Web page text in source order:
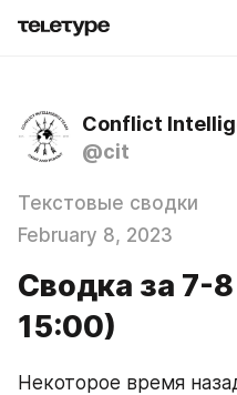
Conflict
@cit
Текстовые сводки
February 8, 2023
Сводка за 7-
15:00)
Некоторое время